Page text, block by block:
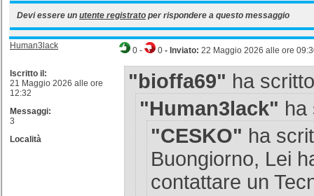
Devi essere un utente registrato per rispondere a questo messaggio
Human3lack
Iscritto il:
21 Maggio 2026 alle ore
12:32
Messaggi:
3
Località
0 - 0 - Inviato: 22 Maggio 2026 alle ore
"bioffa69" ha
"Human3lack" ha
"CESKO" ha
Buongiorno, Lei
contattare un